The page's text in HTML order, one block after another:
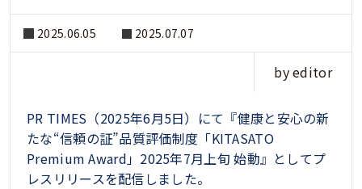
2025.06.05 2025.07.07
by editor
PR TIMES（2025年6月5日）にて『健康と安心の新
たな“信頼の証”品質評価制度「KITASATO
Premium Award」2025年7月上旬 始動』としてプ
レスリリースを配信しました。